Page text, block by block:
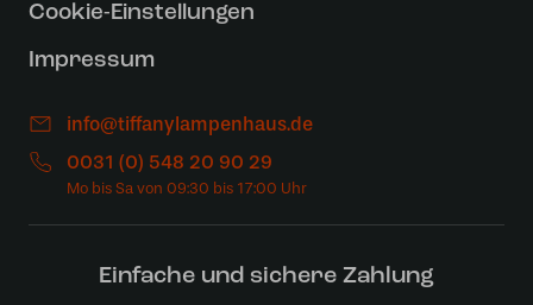
Cookie-Einstellungen
Impressum
info@tiffanylampenhaus.de
0031 (0) 548 20 90 29
Einfache und sichere Zahlung